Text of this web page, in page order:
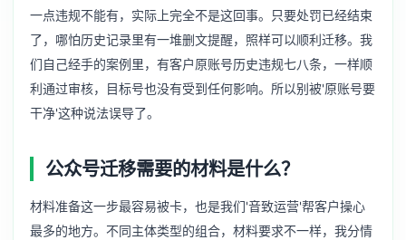
一点违规不能有，实际上完全不是这回事。只要处罚已经结束
了，哪怕历史记录里有一堆删文提醒，照样可以顺利迁移。我
们自己经手的案例里，有客户原账号历史违规七八条，一样顺
利通过审核，目标号也没有受到任何影响。所以别被'原账号要
干净'这种说法误导了。
公众号迁移需要的材料是什么？
材料准备这一步最容易被卡，也是我们'音致运营'帮客户操心
最多的地方。不同主体类型的组合，材料要求不一样，我分情